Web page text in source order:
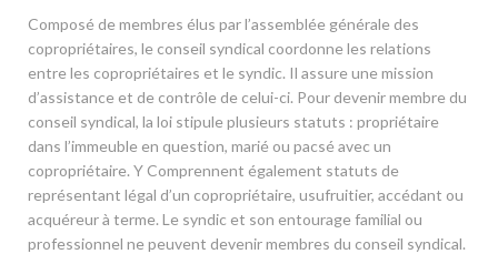
Composé de membres élus par l’assemblée générale des
copropriétaires, le conseil syndical coordonne les relations
entre les copropriétaires et le syndic. Il assure une mission
d’assistance et de contrôle de celui-ci. Pour devenir membre du
conseil syndical, la loi stipule plusieurs statuts : propriétaire
dans l’immeuble en question, marié ou pacsé avec un
copropriétaire. Y Comprennent également statuts de
représentant légal d’un copropriétaire, usufruitier, accédant ou
acquéreur à terme. Le syndic et son entourage familial ou
professionnel ne peuvent devenir membres du conseil syndical.